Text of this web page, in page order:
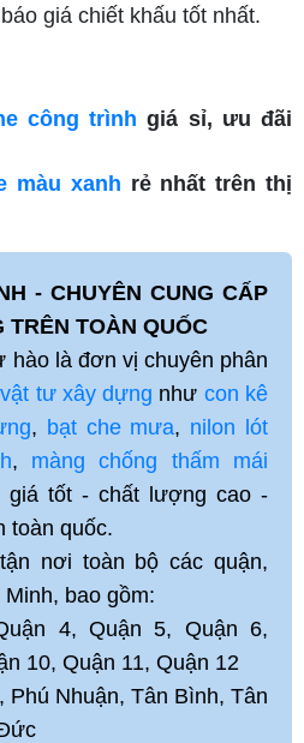
giá chiết khấu tốt nhất.
công trình giá sỉ, ưu đãi
màu xanh rẻ nhất trên thị
- CHUYÊN CUNG CẤP
TOÀN QUỐC
hào là đơn vị chuyên phân
vật tư xây dựng như con kê
, bạt che mưa, nilon lót
, màng chống thấm mái
giá tốt - chất lượng cao -
toàn quốc.
nơi toàn bộ các quận,
bao gồm:
4, Quận 5, Quận 6,
10, Quận 11, Quận 12
Phú Nhuận, Tân Bình, Tân